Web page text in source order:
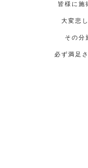
皆様に施
大変悲
その分
必ず満足